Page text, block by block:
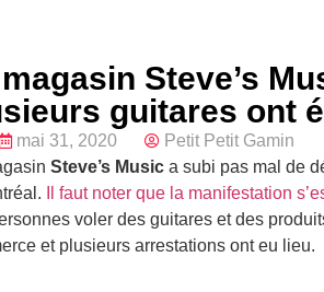
Steve’s
guitares ont
mai 31, 2020
Petit Petit Gamin
Steve’s Music a subi pas mal de
Il faut noter que la manifestation
voler des guitares et des
et plusieurs arrestations ont eu lieu.